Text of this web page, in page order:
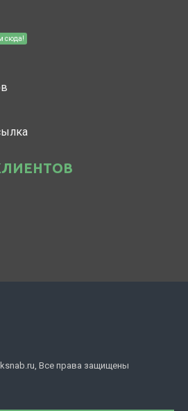
сюда!
Все права защищены